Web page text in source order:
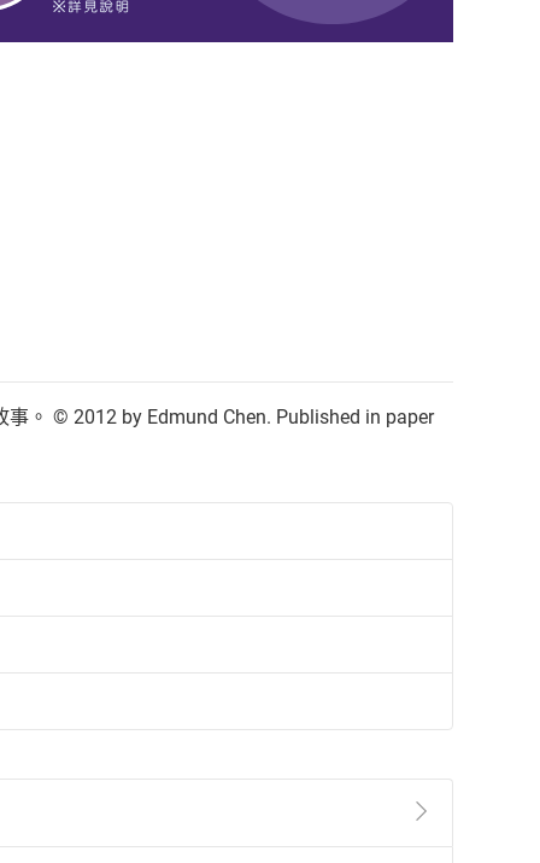
。 © 2012 by Edmund Chen. Published in paper